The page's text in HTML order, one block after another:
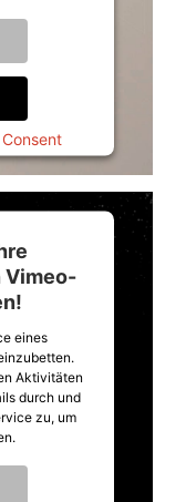
Shops
Vimeo-
eines
Aktivitäten
durch und
zu, um